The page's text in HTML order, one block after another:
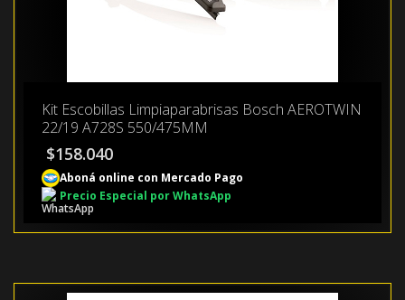
Kit Escobillas Limpiaparabrisas Bosch AEROTWIN
22/19 A728S 550/475MM
$158.040
Aboná online con Mercado Pago
Precio Especial por WhatsApp